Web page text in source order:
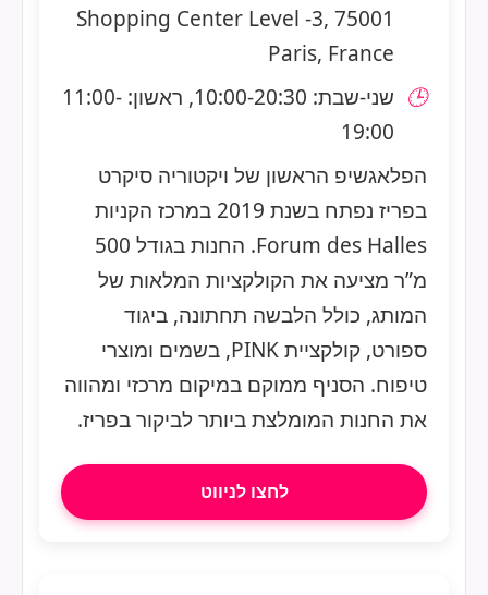
Shopping Center Level -3, 75001
Paris, France
🕒
שני-שבת: 10:00-20:30, ראשון: 11:00-
19:00
הפלאגשיפ הראשון של ויקטוריה סיקרט
בפריז נפתח בשנת 2019 במרכז הקניות
Forum des Halles. החנות בגודל 500
מ”ר מציעה את הקולקציות המלאות של
המותג, כולל הלבשה תחתונה, ביגוד
ספורט, קולקציית PINK, בשמים ומוצרי
טיפוח. הסניף ממוקם במיקום מרכזי ומהווה
את החנות המומלצת ביותר לביקור בפריז.
לחצו לניווט